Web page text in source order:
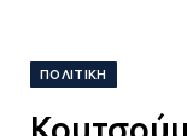
ΠΟΛΙΤΙΚΉ